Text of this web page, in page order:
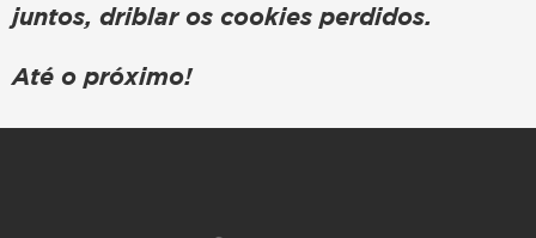
juntos, driblar os cookies perdidos.
Até o próximo!